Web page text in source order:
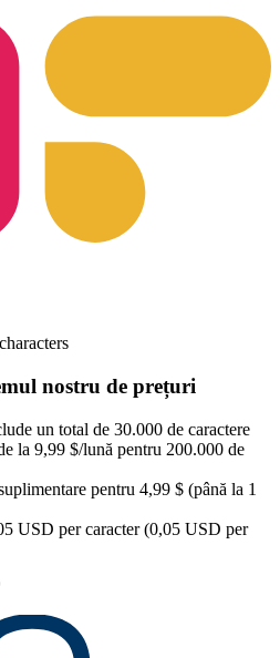
nostru de prețuri
un total de 30.000 de caractere
la 9,99 $/lună pentru 200.000 de
pentru 4,99 $ (până la 1
USD per caracter (0,05 USD per